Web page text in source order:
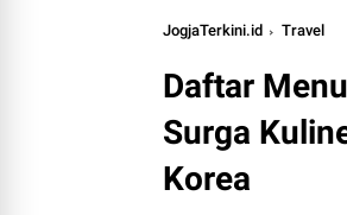
JogjaTerkini.id Travel
Daftar
Surga
Korea